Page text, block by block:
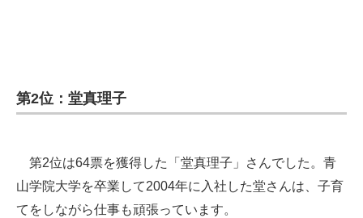
第2位：堂真理子
第2位は64票を獲得した「堂真理子」さんでした。青
山学院大学を卒業して2004年に入社した堂さんは、子育
てをしながら仕事も頑張っています。